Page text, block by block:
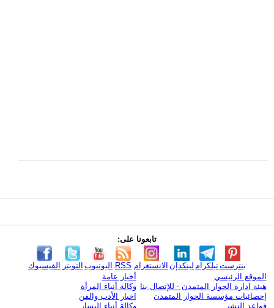
تابعونا على:
الفيسبوك التويتر اليوتيوب RSS الانستغرام لينكدإن تيلكرامبنترست
الموقع الرئيسي
هيئة ادارة الحوار المتمدن - للإتصال بنا
إحصائيات مؤسسة الحوار المتمدن
قواعد النشر
أخبار عامة
وكالة أنباء المرأة
اخبار الأدب والفن
وكالة أنباء اليسار